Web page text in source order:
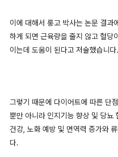
이에 대해서 룽고 박사는 논문 결과
하게 되면 근육량을 줄지 않고 혈당
이는데 도움이 된다고 저술했습니다.
그렇기 때문에 다이어트에 따른 단
뿐만 아니라 인지기능 향상 및 당뇨
건강, 노화 예방 및 면역력 증가와
다.